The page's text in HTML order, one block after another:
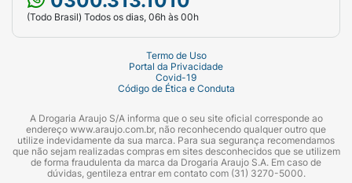
(Todo Brasil) Todos os dias, 06h às 00h
Termo de Uso
Portal da Privacidade
Covid-19
Código de Ética e Conduta
A Drogaria Araujo S/A informa que o seu site oficial corresponde ao
endereço www.araujo.com.br, não reconhecendo qualquer outro que
utilize indevidamente da sua marca. Para sua segurança recomendamos
que não sejam realizadas compras em sites desconhecidos que se utilizem
de forma fraudulenta da marca da Drogaria Araujo S.A. Em caso de
dúvidas, gentileza entrar em contato com (31) 3270-5000.